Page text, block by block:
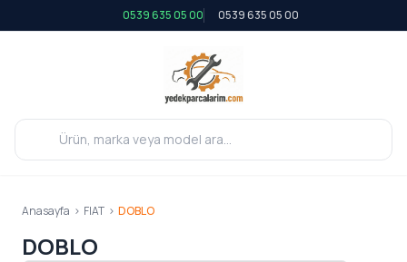
0539 635 05 00 0539 635 05 00
Anasayfa > FIAT > DOBLO
DOBLO